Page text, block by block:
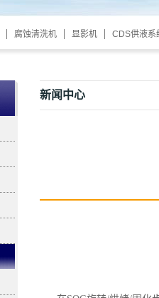
腐蚀清洗机 显影机 CDS供液系
新闻中心